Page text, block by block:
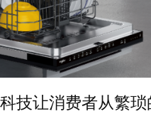
技让消费者从繁